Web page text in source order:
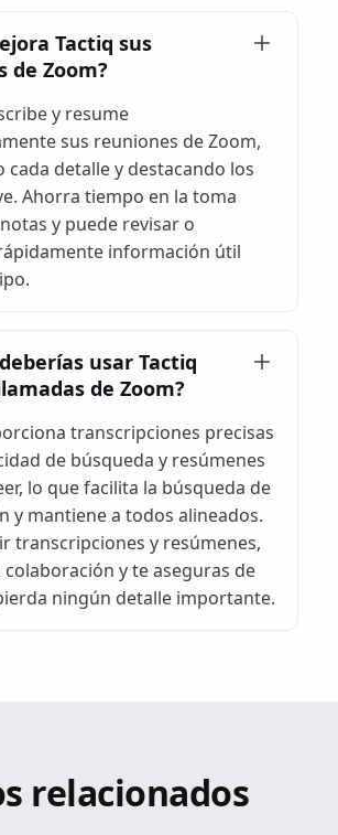
Tactiq sus
de Zoom?
y resume
sus reuniones de Zoom,
cada detalle y destacando los
Ahorra tiempo en la toma
y puede revisar o
información útil
usar Tactiq
de Zoom?
transcripciones precisas
de búsqueda y resúmenes
lo que facilita la búsqueda de
y mantiene a todos alineados.
transcripciones y resúmenes,
colaboración y te aseguras de
ningún detalle importante.
relacionados